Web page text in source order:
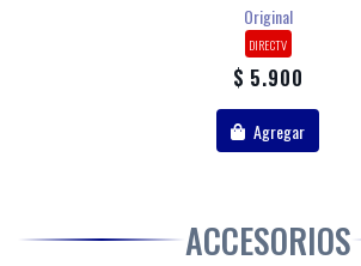
Original
DIRECTV
$ 5.900
Agregar
ACCESORIOS